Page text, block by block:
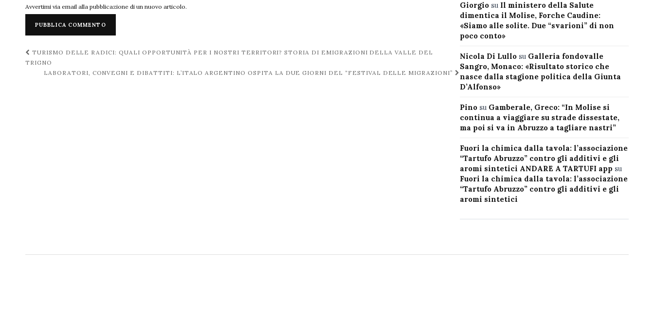
Avvertimi via email alla pubblicazione di un nuovo articolo.
Navigazione
post
TURISMO DELLE RADICI: QUALI OPPORTUNITÀ PER I NOSTRI TERRITORI? STORIA DI EMIGRAZIONI DELLA VALLE DEL
TRIGNO
LABORATORI, CONVEGNI E DIBATTITI: L’ITALO ARGENTINO OSPITA LA DUE GIORNI DEL “FESTIVAL DELLE MIGRAZIONI”
Giorgiosu Il ministero della Salute
dimentica il Molise, Forche Caudine:
«Siamo alle solite. Due “svarioni” di non
poco conto»
Nicola Di Lullosu Galleria fondovalle
Sangro, Monaco: «Risultato storico che
nasce dalla stagione politica della Giunta
D’Alfonso»
Pinosu Gamberale, Greco: “In Molise si
continua a viaggiare su strade dissestate,
ma poi si va in Abruzzo a tagliare nastri”
Fuori la chimica dalla tavola: l’associazione
“Tartufo Abruzzo” contro gli additivi e gli
aromi sintetici ANDARE A TARTUFI app su
Fuori la chimica dalla tavola: l’associazione
“Tartufo Abruzzo” contro gli additivi e gli
aromi sintetici